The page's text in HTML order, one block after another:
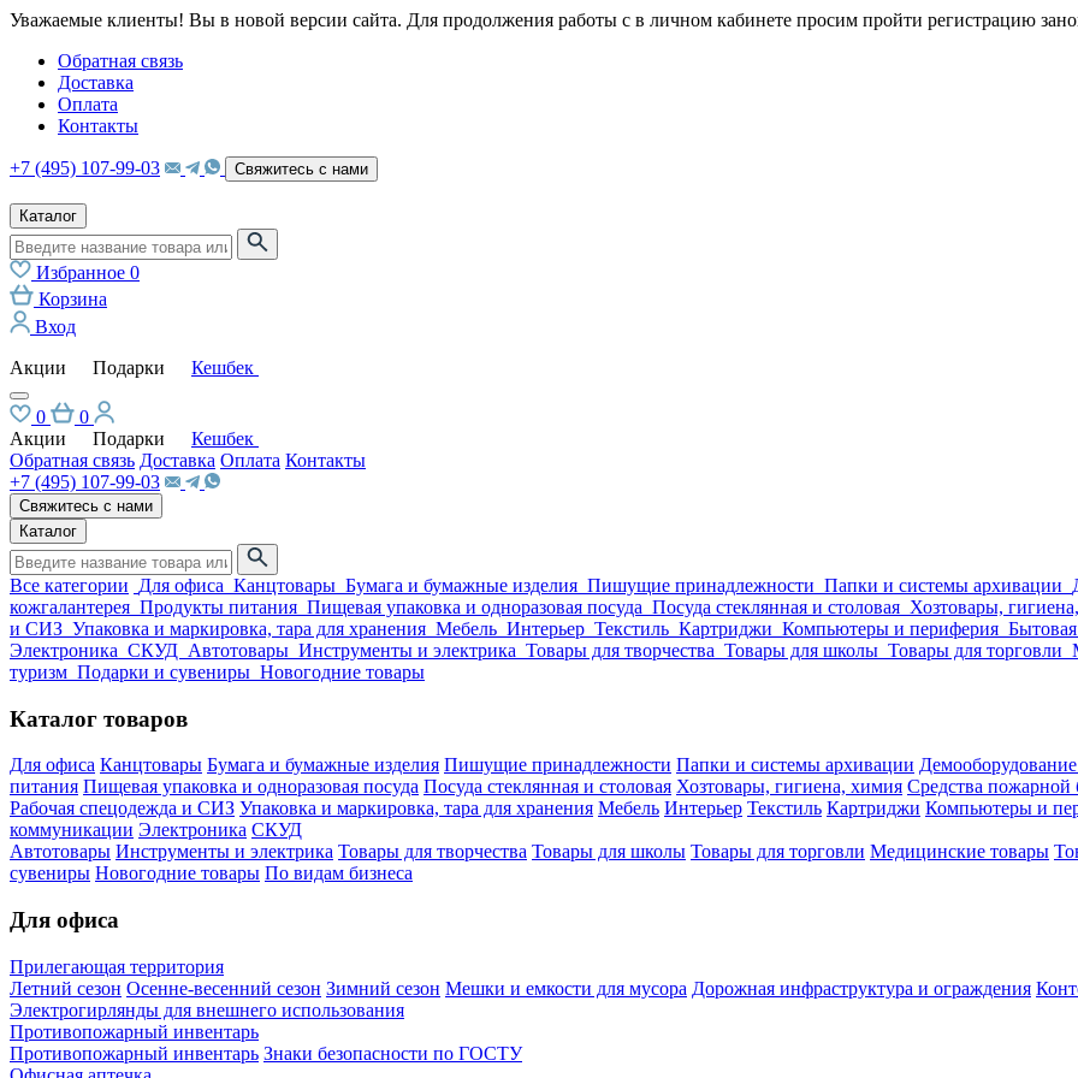
Уважаемые клиенты! Вы в новой версии сайта. Для продолжения работы с в личном кабинете просим пройти регистрацию
Обратная связь
Доставка
Оплата
Контакты
+7 (495) 107-99-03 Свяжитесь с нами
Каталог
Избранное 0
Корзина
Вход
Акции
Подарки Кешбек
0
0
Акции
Подарки
Кешбек
Обратная связь Доставка Оплата Контакты
+7 (495) 107-99-03
Свяжитесь с нами
Каталог
Все категории Для офиса Канцтовары Бумага и бумажные изделия Пишущие принадлежности Папки и системы архивации
кожгалантерея Продукты питания Пищевая упаковка и одноразовая посуда Посуда стеклянная и столовая Хозтовары,
и СИЗ Упаковка и маркировка, тара для хранения Мебель Интерьер Текстиль Картриджи Компьютеры и периферия
Электроника СКУД Автотовары Инструменты и электрика Товары для творчества Товары для школы Товары для торговли
туризм Подарки и сувениры Новогодние товары
Каталог товаров
Для офиса Канцтовары Бумага и бумажные изделия Пишущие принадлежности Папки и системы архивации
питания Пищевая упаковка и одноразовая посуда Посуда стеклянная и столовая Хозтовары, гигиена, химия Средства пожарной
Рабочая спецодежда и СИЗ Упаковка и маркировка, тара для хранения Мебель Интерьер Текстиль Картриджи Компьютеры и
коммуникации Электроника СКУД
Автотовары Инструменты и электрика Товары для творчества Товары для школы Товары для торговли Медицинские товары
сувениры Новогодние товары По видам бизнеса
Для офиса
Прилегающая территория
Летний сезон Осенне-весенний сезон Зимний сезон Мешки и емкости для мусора Дорожная инфраструктура и ограждения
Электрогирлянды для внешнего использования
Противопожарный инвентарь
Противопожарный инвентарь Знаки безопасности по ГОСТУ